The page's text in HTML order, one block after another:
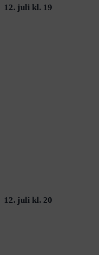
12. juli kl. 19
12. juli kl. 20